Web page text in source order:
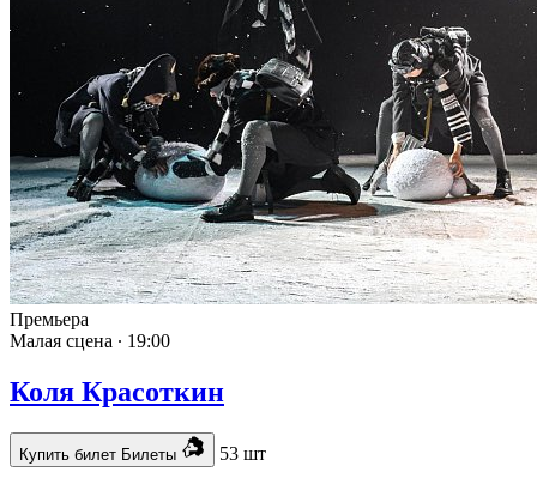
Премьера
Малая сцена ∙ 19:00
Коля Красоткин
Купить билет Билеты 53 шт